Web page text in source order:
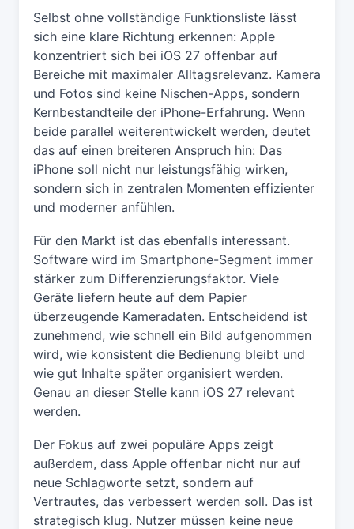
Selbst ohne vollständige Funktionsliste lässt
sich eine klare Richtung erkennen: Apple
konzentriert sich bei iOS 27 offenbar auf
Bereiche mit maximaler Alltagsrelevanz. Kamera
und Fotos sind keine Nischen-Apps, sondern
Kernbestandteile der iPhone-Erfahrung. Wenn
beide parallel weiterentwickelt werden, deutet
das auf einen breiteren Anspruch hin: Das
iPhone soll nicht nur leistungsfähig wirken,
sondern sich in zentralen Momenten effizienter
und moderner anfühlen.
Für den Markt ist das ebenfalls interessant.
Software wird im Smartphone-Segment immer
stärker zum Differenzierungsfaktor. Viele
Geräte liefern heute auf dem Papier
überzeugende Kameradaten. Entscheidend ist
zunehmend, wie schnell ein Bild aufgenommen
wird, wie konsistent die Bedienung bleibt und
wie gut Inhalte später organisiert werden.
Genau an dieser Stelle kann iOS 27 relevant
werden.
Der Fokus auf zwei populäre Apps zeigt
außerdem, dass Apple offenbar nicht nur auf
neue Schlagworte setzt, sondern auf
Vertrautes, das verbessert werden soll. Das ist
strategisch klug. Nutzer müssen keine neue